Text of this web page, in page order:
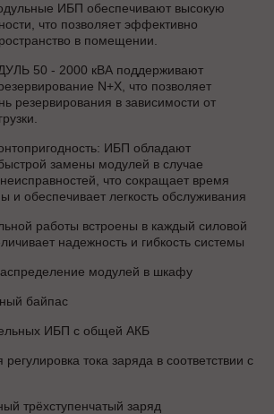
ИБП обеспечивают высокую
что позволяет эффективно
в помещении.
50 - 2000 кВА поддерживают
N+X, что позволяет
резервирования в зависимости от
ИБП обладают
замены модулей в случае
что сокращает время
и обеспечивает легкость обслуживания
работы встроены в каждый силовой
надежность и гибкость системы
модулей в шкафу
байпас
ИБП с общей АКБ
регулировка тока заряда в соответствии с
трёхступенчатый заряд